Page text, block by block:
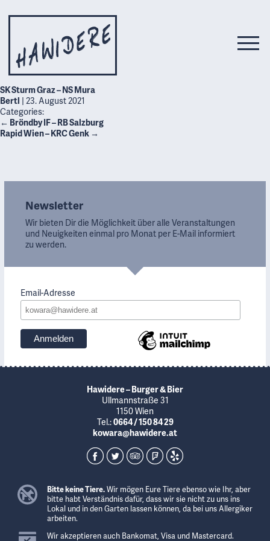
SK Sturm Graz – NS Mura
Bertl | 23. August 2021
Categories:
← Bröndby IF – RB Salzburg
Rapid Wien – KRC Genk →
Newsletter
Wir bieten Dir die Möglichkeit über alle Veranstaltungen
und Neuigkeiten einmal pro Monat per E-Mail informiert
zu werden.
Email-Adresse
Hawidere – Burger & Bier
Ullmannstraße 31
1150 Wien
Tel.:0664 / 150 84 29
kowara@hawidere.at
Bitte keine Tiere.Wir mögen Eure Tiere ebenso wie Ihr, aber
bitte habt Verständnis dafür, dass wir sie nicht zu uns ins
Lokal und in den Garten lassen können, da bei uns Allergiker
arbeiten.
Wir akzeptieren auch Bankomat, Visa und Mastercard.